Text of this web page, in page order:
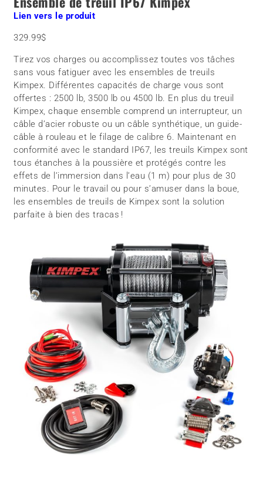
Lien vers le produit
329.99$
Tirez vos charges ou accomplissez toutes vos tâches
sans vous fatiguer avec les ensembles de treuils
Kimpex. Différentes capacités de charge vous sont
offertes : 2500 lb, 3500 lb ou 4500 lb. En plus du treuil
Kimpex, chaque ensemble comprend un interrupteur, un
câble d’acier robuste ou un câble synthétique, un guide-
câble à rouleau et le filage de calibre 6. Maintenant en
conformité avec le standard IP67, les treuils Kimpex sont
tous étanches à la poussière et protégés contre les
effets de l’immersion dans l’eau (1 m) pour plus de 30
minutes. Pour le travail ou pour s’amuser dans la boue,
les ensembles de treuils de Kimpex sont la solution
parfaite à bien des tracas !